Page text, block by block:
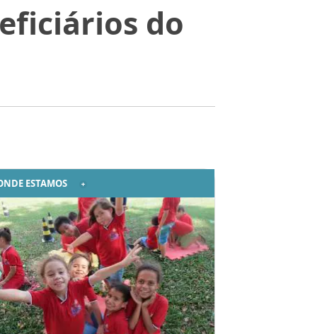
do
ESTAMOS